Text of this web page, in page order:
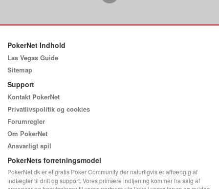
PokerNet Indhold
Las Vegas Guide
Sitemap
Support
Kontakt PokerNet
Privatlivspolitik og cookies
Forumregler
Om PokerNet
Ansvarligt spil
PokerNets forretningsmodel
PokerNet.dk er et gratis Poker Community der naturligvis er afhængig af
indtægter til drift og support. Vores primære indtjening kommer fra salg af